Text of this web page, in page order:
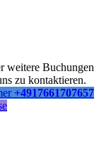
weitere Buchungen
zu kontaktieren.
+4917661707657